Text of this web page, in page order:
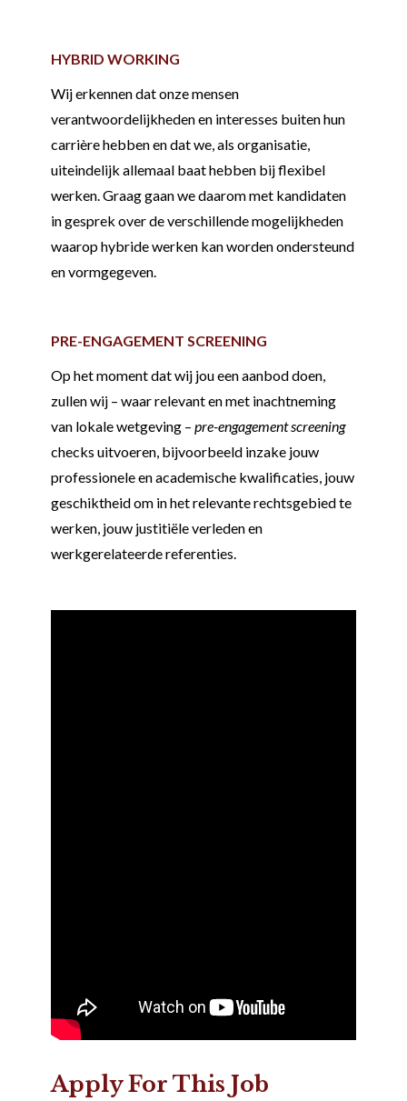
HYBRID WORKING
Wij erkennen dat onze mensen
verantwoordelijkheden en interesses buiten hun
carrière hebben en dat we, als organisatie,
uiteindelijk allemaal baat hebben bij flexibel
werken. Graag gaan we daarom met kandidaten
in gesprek over de verschillende mogelijkheden
waarop hybride werken kan worden ondersteund
en vormgegeven.
PRE-ENGAGEMENT SCREENING
Op het moment dat wij jou een aanbod doen,
zullen wij – waar relevant en met inachtneming
van lokale wetgeving – pre-engagement screening
checks uitvoeren, bijvoorbeeld inzake jouw
professionele en academische kwalificaties, jouw
geschiktheid om in het relevante rechtsgebied te
werken, jouw justitiële verleden en
werkgerelateerde referenties.
Apply For This Job